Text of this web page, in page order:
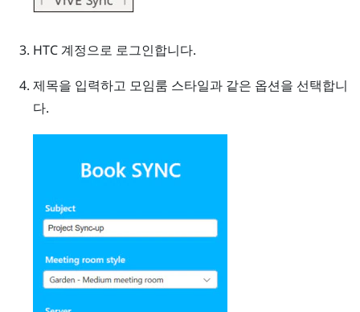
HTC 계정으로 로그인합니다.
제목을 입력하고 모임룸 스타일과 같은 옵션을 선택합니
다.